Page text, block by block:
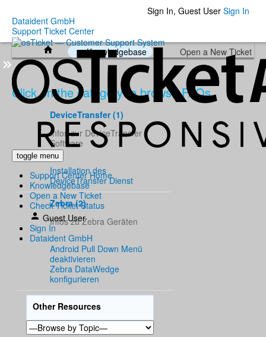
Sign In, Guest User Sign In
Dataident GmbH
Support Ticket Center
toggle menu
Support Center Home
Knowledgebase
Open a New Ticket
Check Ticket Status
Guest User
Sign In
Dataident GmbH
Knowledgebase Open a New Ticket
Click on the category to browse FAQs.
DeviceTransfer (1)
Infos zur DeviceTransfer
Software
Installation des
DeviceTransfer Dienst
Zebra (2)
Infos zu Zebra Geräten
Android Pull Down Menü
deaktivieren
Zebra DataWedge
konfigurieren
Other Resources